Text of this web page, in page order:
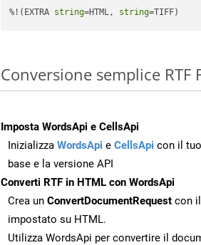
%!(EXTRA string=HTML, string=TIFF)
Conversione semplice RTF
Imposta WordsApi e CellsApi
Inizializza WordsApi e CellsApi con il
base e la versione API
Converti RTF in HTML con WordsApi
Crea un ConvertDocumentRequest con
impostato su HTML.
Utilizza WordsApi per convertire il